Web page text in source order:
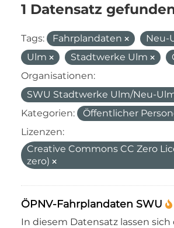
1 Datensatz
Tags: Fahrplandaten
Neu-
Ulm
Stadtwerke Ulm
Organisationen:
SWU Stadtwerke Ulm/Neu-
Kategorien:
Öffentlicher
Lizenzen:
Creative Commons CC Zero
zero)
ÖPNV-Fahrplandaten SWU
In diesem Datensatz lassen sich